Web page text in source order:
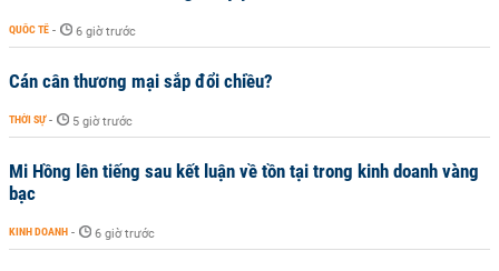
QUỐC TẾ - 6 giờ trước
Cán cân thương mại sắp đổi chiều?
THỜI SỰ - 5 giờ trước
Mi Hồng lên tiếng sau kết luận về tồn tại trong kinh doanh vàng
bạc
KINH DOANH - 6 giờ trước